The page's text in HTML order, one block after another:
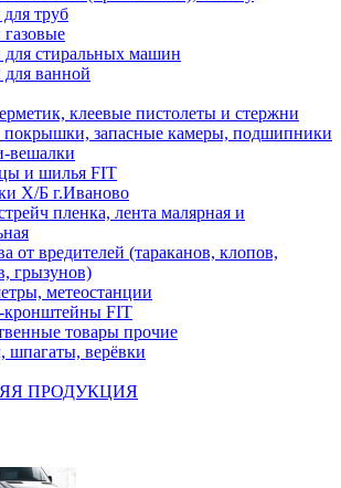
труб
стиральных машин
ванной
клеевые пистолеты и стержни
покрышки, запасные камеры, подшипники
вешалки
и шилья FIT
Х/Б г.Иваново
пленка, лента малярная и
от вредителей (тараканов, клопов,
грызунов)
метеостанции
кронштейны FIT
товары прочие
верёвки
ПРОДУКЦИЯ